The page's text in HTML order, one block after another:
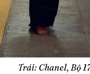
Trái: Chanel, Bộ